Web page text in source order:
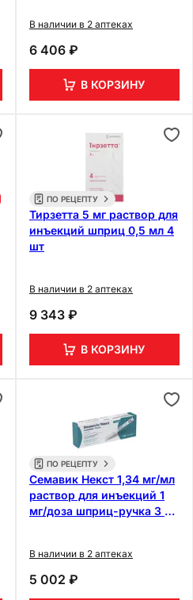
В наличии в 2 аптеках
6 406 ₽
В КОРЗИНУ
ПО РЕЦЕПТУ
Тирзетта 5 мг раствор для
инъекций шприц 0,5 мл 4
шт
В наличии в 2 аптеках
9 343 ₽
В КОРЗИНУ
ПО РЕЦЕПТУ
Семавик Некст 1,34 мг/мл
раствор для инъекций 1
мг/доза шприц-ручка 3 мл
В наличии в 2 аптеках
5 002 ₽